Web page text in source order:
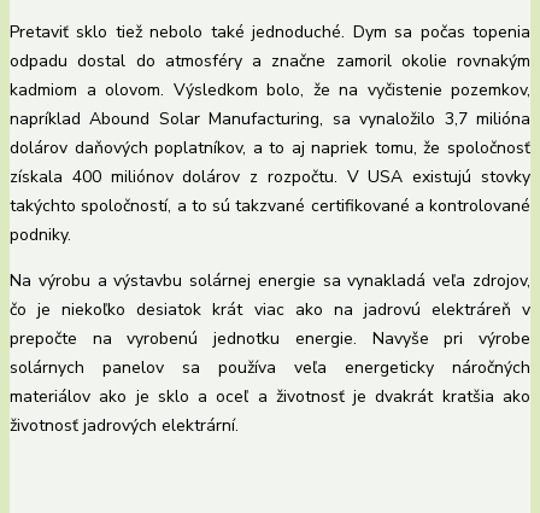
Pretaviť sklo tiež nebolo také jednoduché. Dym sa počas topenia
odpadu dostal do atmosféry a značne zamoril okolie rovnakým
kadmiom a olovom. Výsledkom bolo, že na vyčistenie pozemkov,
napríklad Abound Solar Manufacturing, sa vynaložilo 3,7 milióna
dolárov daňových poplatníkov, a to aj napriek tomu, že spoločnosť
získala 400 miliónov dolárov z rozpočtu. V USA existujú stovky
takýchto spoločností, a to sú takzvané certifikované a kontrolované
podniky.
Na výrobu a výstavbu solárnej energie sa vynakladá veľa zdrojov,
čo je niekoľko desiatok krát viac ako na jadrovú elektráreň v
prepočte na vyrobenú jednotku energie. Navyše pri výrobe
solárnych panelov sa používa veľa energeticky náročných
materiálov ako je sklo a oceľ a životnosť je dvakrát kratšia ako
životnosť jadrových elektrární.